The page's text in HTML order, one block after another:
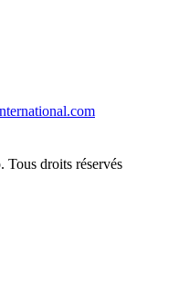
droits réservés